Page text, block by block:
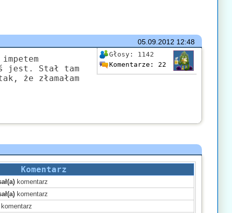
05.09.2012 12:48
Głosy: 1142
Komentarze: 22
jest. Stał tam
że złamałam
Komentarz
komentarz
komentarz
komentarz